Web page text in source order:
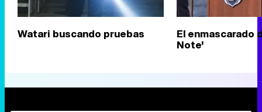
Watari buscando pruebas El enmascarado
Note'